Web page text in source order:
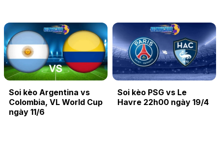
Soi kèo Argentina vs
Colombia, VL World Cup
ngày 11/6
Soi kèo PSG vs Le
Havre 22h00 ngày 19/4